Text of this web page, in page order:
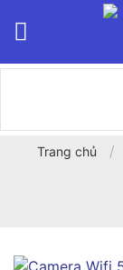
Trang chủ /